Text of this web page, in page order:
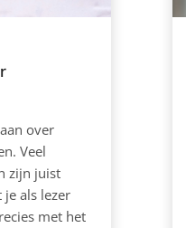
over
Veel
zijn juist
als lezer
met het